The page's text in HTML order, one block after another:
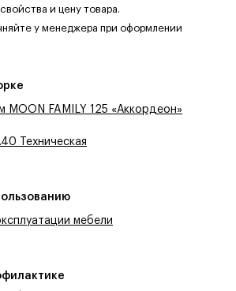
и цену товара.
у менеджера при оформлении
MOON FAMILY 125 «Аккордеон»
Техническая
мебели